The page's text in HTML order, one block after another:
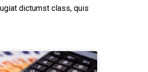
dictumst class, quis